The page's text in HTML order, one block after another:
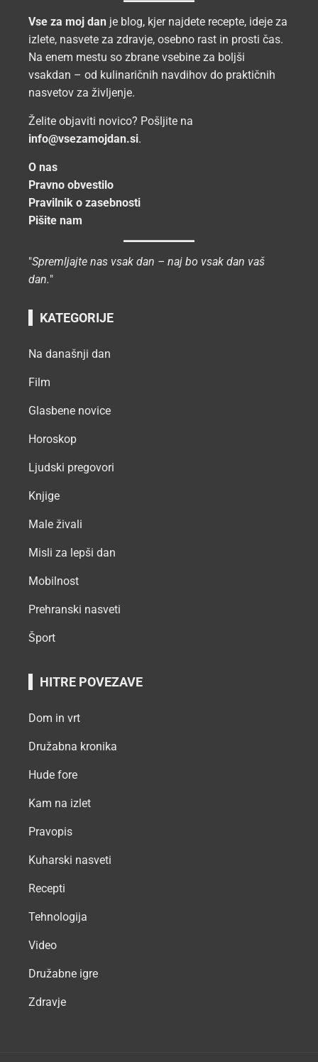
Vse za moj dan je blog, kjer najdete recepte, ideje za
izlete, nasvete za zdravje, osebno rast in prosti čas.
Na enem mestu so zbrane vsebine za boljši
vsakdan – od kulinaričnih navdihov do praktičnih
nasvetov za življenje.
Želite objaviti novico? Pošljite na
info@vsezamojdan.si.
O nas
Pravno obvestilo
Pravilnik o zasebnosti
Pišite nam
"Spremljajte nas vsak dan – naj bo vsak dan vaš
dan."
KATEGORIJE
Na današnji dan
Film
Glasbene novice
Horoskop
Ljudski pregovori
Knjige
Male živali
Misli za lepši dan
Mobilnost
Prehranski nasveti
Šport
HITRE POVEZAVE
Dom in vrt
Družabna kronika
Hude fore
Kam na izlet
Pravopis
Kuharski nasveti
Recepti
Tehnologija
Video
Družabne igre
Zdravje